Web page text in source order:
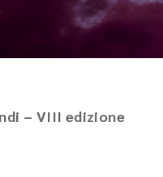
– VIII edizione